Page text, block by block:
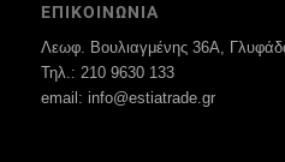
ΕΠΙΚΟΙΝΩΝΙΑ
Λεωφ. Βουλιαγμένης 36Α,
Τηλ.: 210 9630 133
email: info@estiatrade.gr